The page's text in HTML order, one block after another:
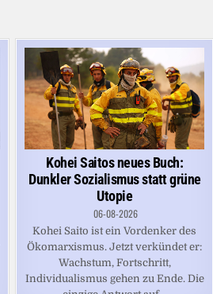
Kohei Saitos neues Buch:
Dunkler Sozialismus statt grüne
Utopie
06-08-2026
Kohei Saito ist ein Vordenker des
Ökomarxismus. Jetzt verkündet er:
Wachstum, Fortschritt,
Individualismus gehen zu Ende. Die